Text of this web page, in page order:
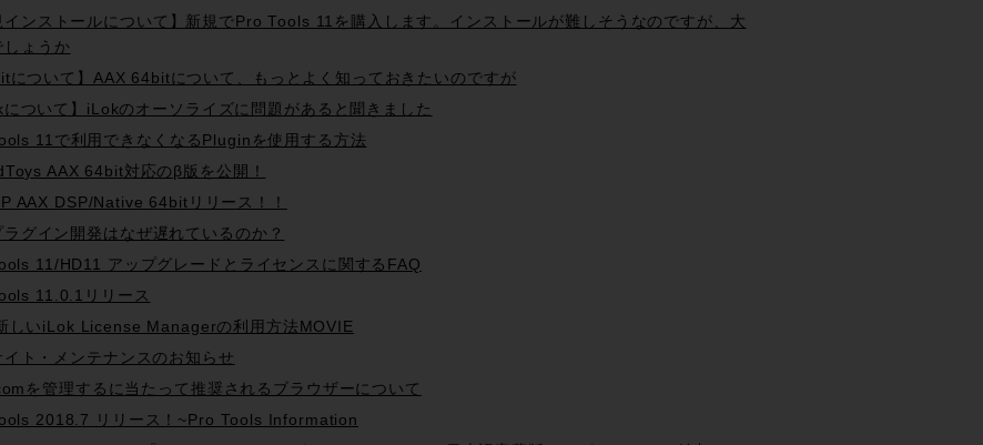
インストールについて】新規でPro Tools 11を購入します。インストールが難しそうなのですが、大
しょうか
について】AAX 64bitについて、もっとよく知っておきたいのですが
について】iLokのオーソライズに問題があると聞きました
11で利用できなくなるPluginを使用する方法
AAX 64bit対応のβ版を公開！
AAX DSP/Native 64bitリリース！！
ラグイン開発はなぜ遅れているのか？
11/HD11 アップグレードとライセンスに関するFAQ
11.0.1リリース
しいiLok License Managerの利用方法MOVIE
ト・メンテナンスのお知らせ
を管理するに当たって推奨されるブラウザーについて
2018.7 リリース！~Pro Tools Information